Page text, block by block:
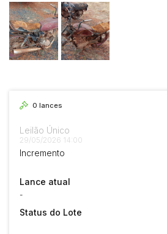
0 lances
Leilão Único
29/05/2026 14:00
Incremento
Lance atual
-
Status do Lote